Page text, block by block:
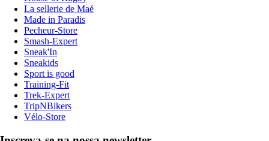
La sellerie de Maé
Made in Paradis
Pecheur-Store
Smash-Expert
Sneak'In
Sneakids
Sport is good
Training-Fit
Trek-Expert
TripNBikers
Vélo-Store